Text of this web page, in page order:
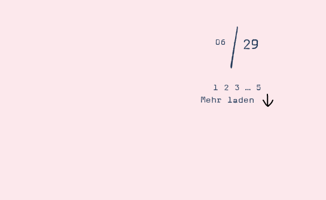
06/29
1 2 3 …
5
Mehr laden